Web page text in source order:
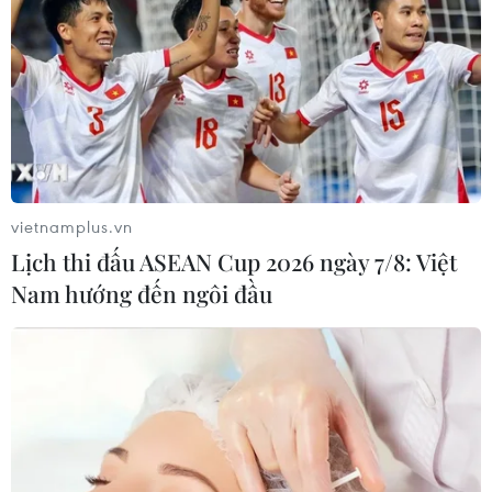
Bản tin 60s: Vì sao Công an trả tự
do 4 nữ tiếp viên
Bản tin ngày 23/3/2023 có những nội dung sau đây: Vụ
'xách tay' 11kg ma túy: Vì sao Công an trả tự do 4 nữ tiếp
vietnamplus.vn
Lịch thi đấu ASEAN Cup 2026 ngày 7/8: Việt
Nam hướng đến ngôi đầu